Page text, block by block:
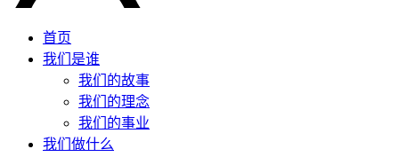
首页
我们是谁
我们的故事
我们的理念
我们的事业
我们做什么